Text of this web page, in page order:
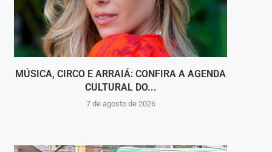
MÚSICA, CIRCO E ARRAIÁ: CONFIRA A AGENDA
CULTURAL DO...
7 de agosto de 2026